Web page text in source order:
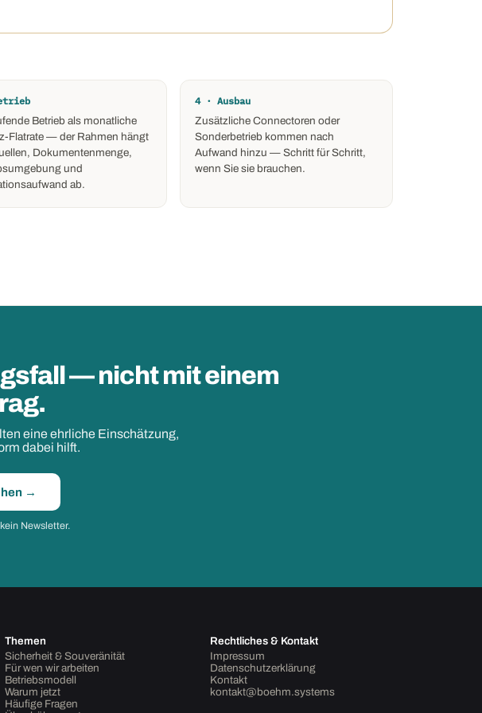
Betrieb als monatliche
Flatrate — der Rahmen hängt
Dokumentenmenge,
und
ab.
4 · Ausbau
Zusätzliche Connectoren oder
Sonderbetrieb kommen nach
Aufwand hinzu — Schritt für Schritt,
wenn Sie sie brauchen.
— nicht mit einem
eine ehrliche Einschätzung,
dabei hilft.
→
Newsletter.
Themen
Sicherheit & Souveränität
Für wen wir arbeiten
Betriebsmodell
Warum jetzt
Häufige Fragen
Rechtliches & Kontakt
Impressum
Datenschutzerklärung
Kontakt
kontakt@boehm.systems